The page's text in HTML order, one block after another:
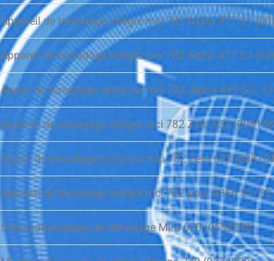
Appareil de torsadage intégré mci 782 Alpha 477 S1
Appareil de torsadage intégré mci 782 Alpha 477 S2
Appar. de torsadage socle sur mci 782 Alpha 433 S/L
Appareil de torsadage intégré mci 782 Zeta 633
Appar. de torsadage socle sur mci 782 Zeta 633
Appareil de torsadage intégré mci 782 pour A356 S1/
Semi-automatique de dénudage Mira 670 (0552840)